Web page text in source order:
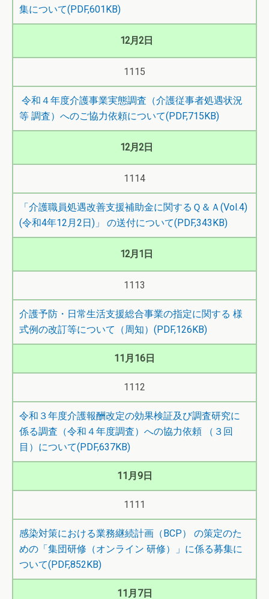
集について(PDF,601KB)
12月2日
1115
令和４年度介護事業実態調査（介護従事者処遇状況
等 調査）へのご協力依頼について(PDF,715KB)
12月2日
1114
「介護職員処遇改善支援補助金に関するＱ＆Ａ(Vol.4)
(令和4年12月2日)」 の送付について(PDF,343KB)
12月1日
1113
介護予防・日常生活支援総合事業の指定に関する 様
式例の改訂等について（周知）(PDF,126KB)
11月16日
1112
令和３年度介護報酬改定の効果検証及び調査研究に
係る調査（令和４年度調査）への協力依頼 （３回
目）について(PDF,637KB)
11月9日
1111
感染対策における業務継続計画（BCP） の策定のた
めの「集団研修（オンライン 研修）」に係る募集に
ついて(PDF,852KB)
11月7日